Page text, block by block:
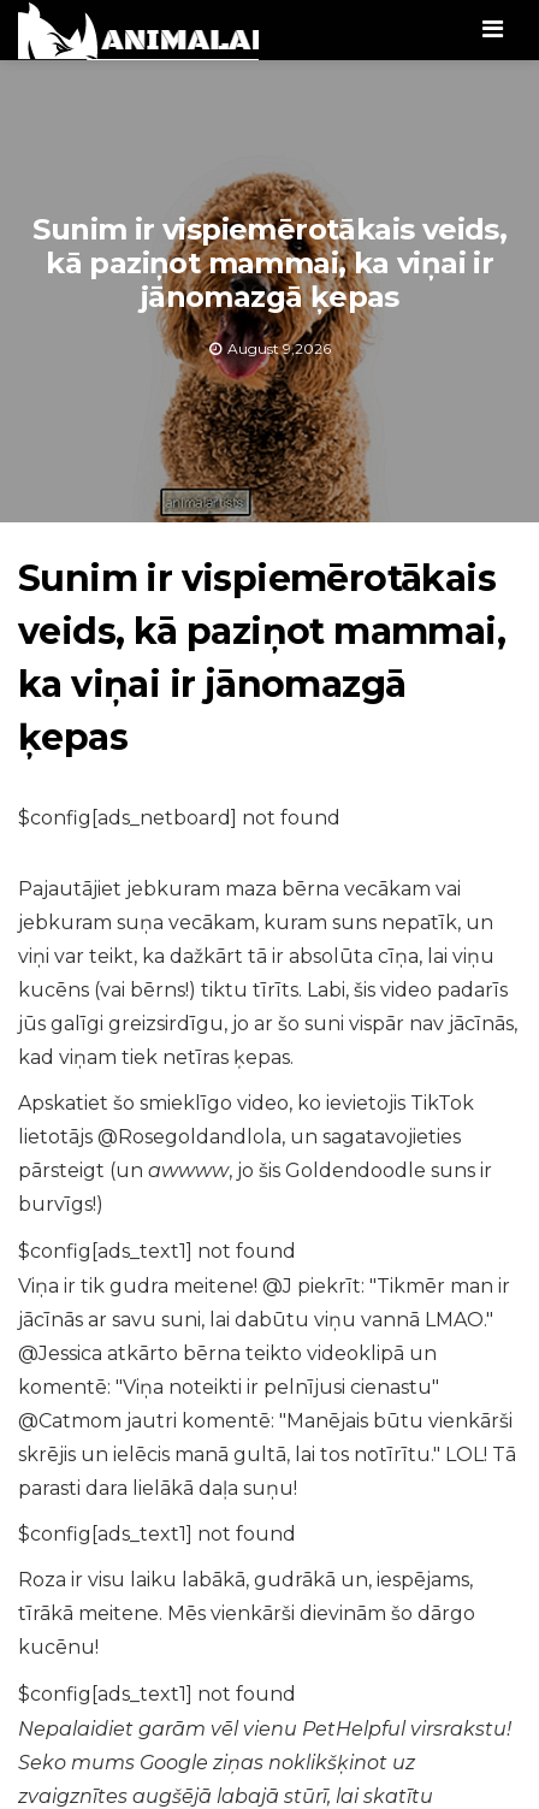
Sunim ir vispiemērotākais veids,
kā paziņot mammai, ka viņai ir
jānomazgā ķepas
August 9,2026
Sunim ir vispiemērotākais
veids, kā paziņot mammai,
ka viņai ir jānomazgā
ķepas
$config[ads_netboard] not found
Pajautājiet jebkuram maza bērna vecākam vai
jebkuram suņa vecākam, kuram suns nepatīk, un
viņi var teikt, ka dažkārt tā ir absolūta cīņa, lai viņu
kucēns (vai bērns!) tiktu tīrīts. Labi, šis video padarīs
jūs galīgi greizsirdīgu, jo ar šo suni vispār nav jācīnās,
kad viņam tiek netīras ķepas.
Apskatiet šo smieklīgo video, ko ievietojis TikTok
lietotājs @Rosegoldandlola, un sagatavojieties
pārsteigt (un awwww, jo šis Goldendoodle suns ir
burvīgs!)
$config[ads_text1] not found
Viņa ir tik gudra meitene! @J piekrīt: "Tikmēr man ir
jācīnās ar savu suni, lai dabūtu viņu vannā LMAO."
@Jessica atkārto bērna teikto videoklipā un
komentē: "Viņa noteikti ir pelnījusi cienastu"
@Catmom jautri komentē: "Manējais būtu vienkārši
skrējis un ielēcis manā gultā, lai tos notīrītu." LOL! Tā
parasti dara lielākā daļa suņu!
$config[ads_text1] not found
Roza ir visu laiku labākā, gudrākā un, iespējams,
tīrākā meitene. Mēs vienkārši dievinām šo dārgo
kucēnu!
$config[ads_text1] not found
Nepalaidiet garām vēl vienu PetHelpful virsrakstu!
Seko mums Google ziņas noklikšķinot uz
zvaigznītes augšējā labajā stūrī, lai skatītu